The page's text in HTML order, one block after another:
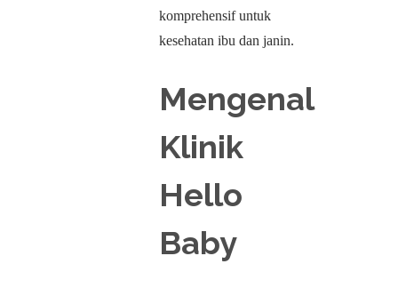
komprehensif untuk
kesehatan ibu dan janin.
Mengenal
Klinik
Hello
Baby